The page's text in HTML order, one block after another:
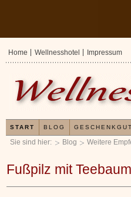
Sie sind hier: Blog Weitere
Fußpilz mit
Home Wellnesshotel Impressum
START BLOG